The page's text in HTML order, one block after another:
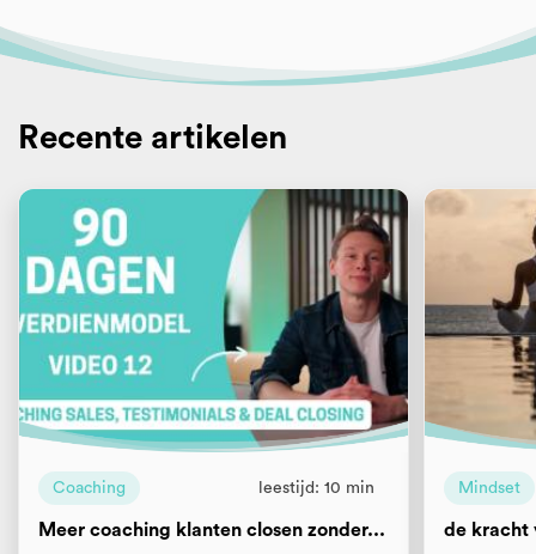
Recente artikelen
Coaching leestijd: 10 min
Meer coaching klanten closen zonder...
Mindset
de kracht